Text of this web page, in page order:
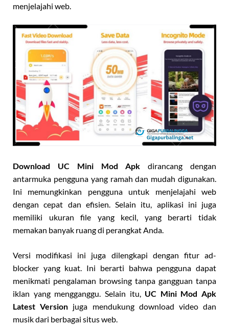
menjelajahi web.
Download UC Mini Mod Apk dirancang dengan
antarmuka pengguna yang ramah dan mudah digunakan.
Ini memungkinkan pengguna untuk menjelajahi web
dengan cepat dan efisien. Selain itu, aplikasi ini juga
memiliki ukuran file yang kecil, yang berarti tidak
memakan banyak ruang di perangkat Anda.
Versi modifikasi ini juga dilengkapi dengan fitur ad-
blocker yang kuat. Ini berarti bahwa pengguna dapat
menikmati pengalaman browsing tanpa gangguan tanpa
iklan yang mengganggu. Selain itu, UC Mini Mod Apk
Latest Version juga mendukung download video dan
musik dari berbagai situs web.